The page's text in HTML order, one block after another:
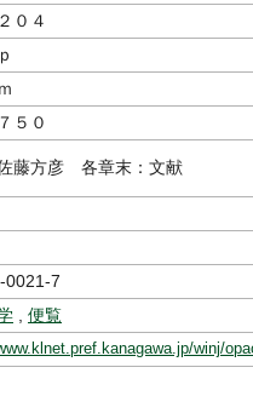
０４
５０
藤方彦 各章末：文献
0021-7
便覧
winj/